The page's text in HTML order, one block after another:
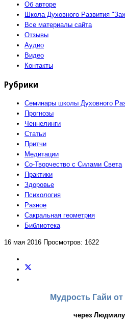
Об авторе
Школа Духовного Развития
Все материалы сайта
Отзывы
Аудио
Видео
Контакты
Рубрики
Семинары школы Духовного
Прогнозы
Ченнелинги
Статьи
Притчи
Медитации
Со-Творчество с Силами Света
Практики
Здоровье
Психология
Разное
Сакральная геометрия
Библиотека
16 мая 2016 Просмотров: 1622
Мудрость Гайи от
через